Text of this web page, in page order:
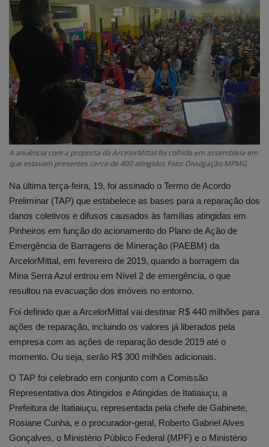
Edições em PDF
Fotos
A anuência com a proposta da ArcelorMittal foi colhida em assembleia em
que estavam presentes cerca de 400 atingidos Foto: Divulgação MPMG
Na última terça-feira, 19, foi assinado o Termo de Acordo
Preliminar (TAP) que estabelece as bases para a reparação dos
danos coletivos e difusos causados às famílias atingidas em
Pinheiros em função do acionamento do Plano de Ação de
Emergência de Barragens de Mineração (PAEBM) da
ArcelorMittal, em fevereiro de 2019, quando a barragem da
Mina Serra Azul entrou em Nível 2 de emergência, o que
resultou na evacuação dos imóveis no entorno.
Foi definido que a ArcelorMittal vai destinar R$ 440 milhões para
ações de reparação, incluindo os valores já liberados pela
empresa com as ações de reparação desde 2019 até o
momento. Ou seja, serão R$ 300 milhões adicionais.
O TAP foi celebrado em conjunto com a Comissão
Representativa dos Atingidos e Atingidas de Itatiaiuçu, a
Prefeitura de Itatiaiuçu, representada pela chefe de Gabinete,
Rosiane Cunha, e o procurador-geral, Roberto Gabriel Alves
Gonçalves, o Ministério Público Federal (MPF) e o Ministério